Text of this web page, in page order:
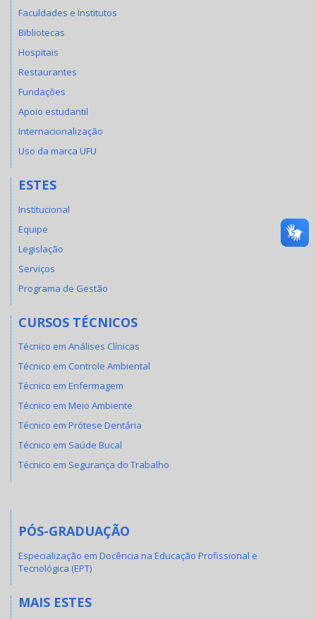
Faculdades e Institutos
Bibliotecas
Hospitais
Restaurantes
Fundações
Apoio estudantil
Internacionalização
Uso da marca UFU
ESTES
Institucional
Equipe
Legislação
Serviços
Programa de Gestão
CURSOS TÉCNICOS
Técnico em Análises Clínicas
Técnico em Controle Ambiental
Técnico em Enfermagem
Técnico em Meio Ambiente
Técnico em Prótese Dentária
Técnico em Saúde Bucal
Técnico em Segurança do Trabalho
PÓS-GRADUAÇÃO
Especialização em Docência na Educação Profissional e
Tecnológica (EPT)
MAIS ESTES